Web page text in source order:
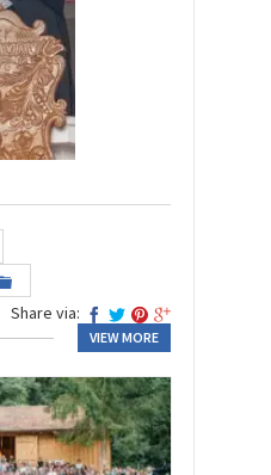
Share via:
VIEW MORE